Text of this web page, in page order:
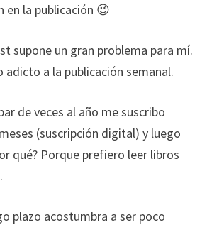
en la publicación 😉
supone un gran problema para mí.
adicto a la publicación semanal.
de veces al año me suscribo
(suscripción digital) y luego
qué? Porque prefiero leer libros
plazo acostumbra a ser poco